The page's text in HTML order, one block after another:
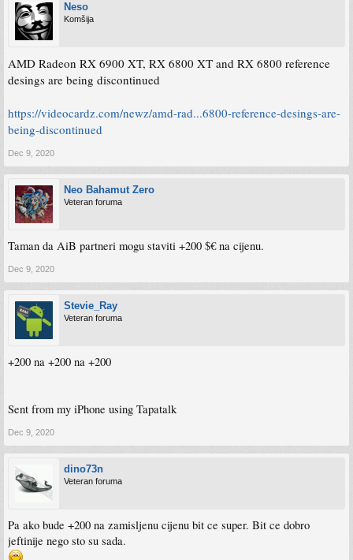
Neso
Komšija
AMD Radeon RX 6900 XT, RX 6800 XT and RX 6800 reference
desings are being discontinued
https://videocardz.com/newz/amd-rad...6800-reference-desings-are-
being-discontinued
Dec 9, 2020
Neo Bahamut Zero
Veteran foruma
Taman da AiB partneri mogu staviti +200 $€ na cijenu.
Dec 9, 2020
Stevie_Ray
Veteran foruma
+200 na +200 na +200
Sent from my iPhone using Tapatalk
Dec 9, 2020
dino73n
Veteran foruma
Pa ako bude +200 na zamisljenu cijenu bit ce super. Bit ce dobro
jeftinije nego sto su sada.